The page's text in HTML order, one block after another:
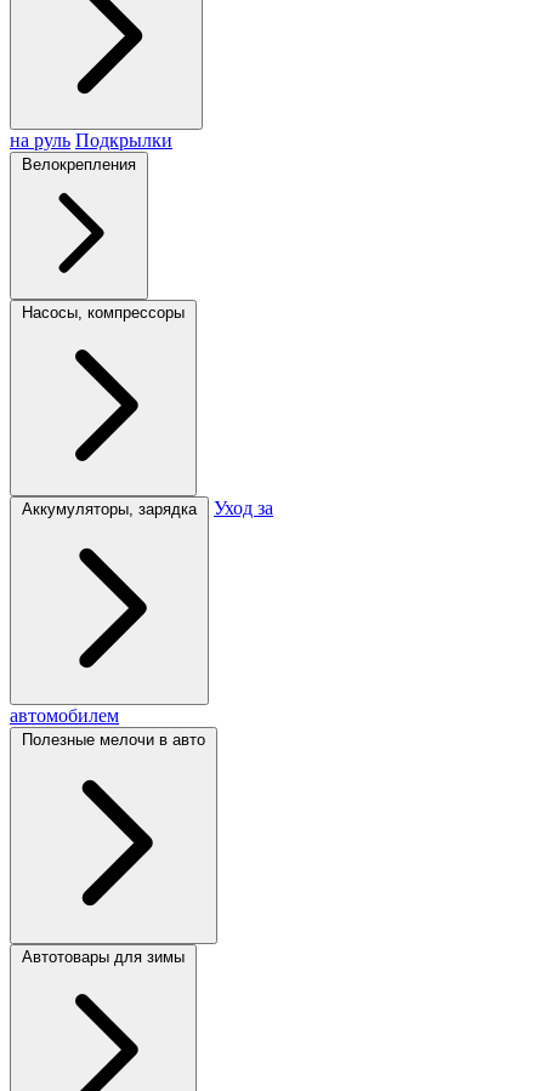
на руль Подкрылки
Велокрепления
Насосы, компрессоры
Аккумуляторы, зарядка Уход за
автомобилем
Полезные мелочи в авто
Автотовары для зимы